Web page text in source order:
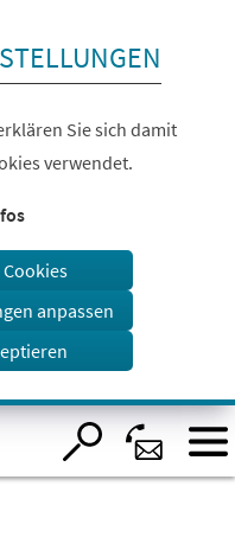
Sie sich damit
verwendet.
anpassen